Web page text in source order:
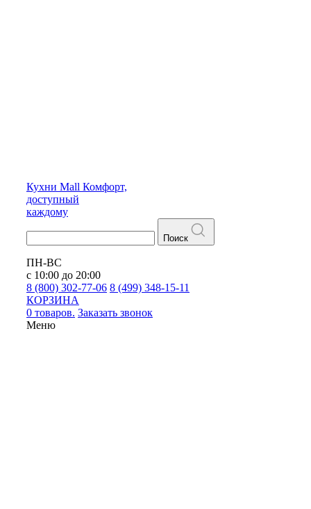
Кухни Mall Комфорт,
доступный
каждому
Поиск
ПН-ВС
с 10:00 до 20:00
8 (800) 302-77-06 8 (499) 348-15-11
КОРЗИНА
0 товаров. Заказать звонок
Меню